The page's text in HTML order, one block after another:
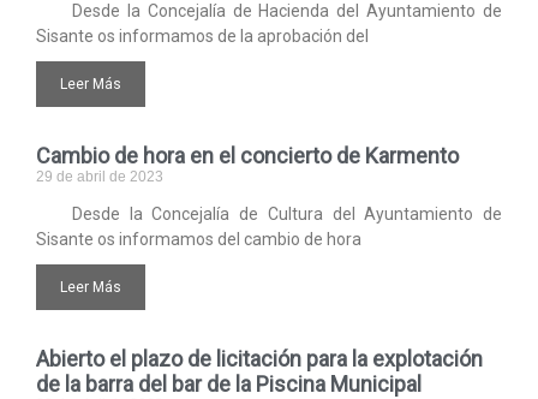
Desde la Concejalía de Hacienda del Ayuntamiento de
Sisante os informamos de la aprobación del
Leer Más
Cambio de hora en el concierto de Karmento
29 de abril de 2023
Desde la Concejalía de Cultura del Ayuntamiento de
Sisante os informamos del cambio de hora
Leer Más
Abierto el plazo de licitación para la explotación
de la barra del bar de la Piscina Municipal